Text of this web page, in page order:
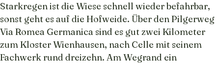
Starkregen ist die Wiese schnell wieder befahrbar,
sonst geht es auf die Hofweide. Über den Pilgerweg
Via Romea Germanica sind es gut zwei Kilometer
zum Kloster Wienhausen, nach Celle mit seinem
Fachwerk rund dreizehn. Am Wegrand ein